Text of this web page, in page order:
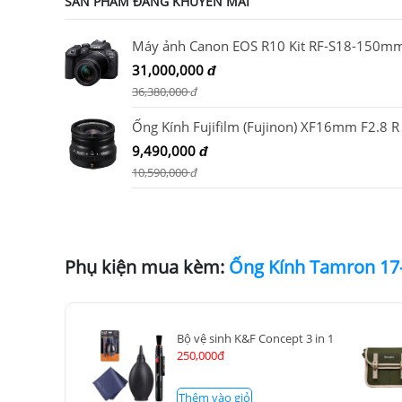
31,000,000 đ
36,380,000đ
9,490,000 đ
10,590,000đ
Phụ kiện mua kèm:
Bộ vệ sinh K&F Concept 3 in 1
250,000đ
Thêm vào giỏ